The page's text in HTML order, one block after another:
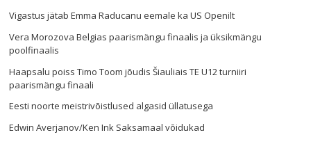
Vigastus jätab Emma Raducanu eemale ka US Openilt
Vera Morozova Belgias paarismängu finaalis ja üksikmängu
poolfinaalis
Haapsalu poiss Timo Toom jõudis Šiauliais TE U12 turniiri
paarismängu finaali
Eesti noorte meistrivõistlused algasid üllatusega
Edwin Averjanov/Ken Ink Saksamaal võidukad